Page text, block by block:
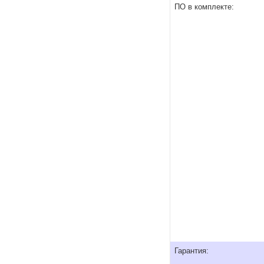
ПО в комплекте:
Гарантия: